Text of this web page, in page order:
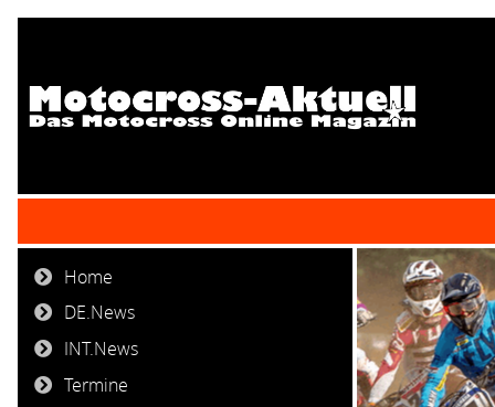
Home
DE.News
INT.News
Termine